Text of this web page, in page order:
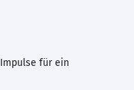
für ein